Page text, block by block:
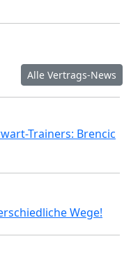
Alle Vertrags-News
Trainers: Brencic
Wege!